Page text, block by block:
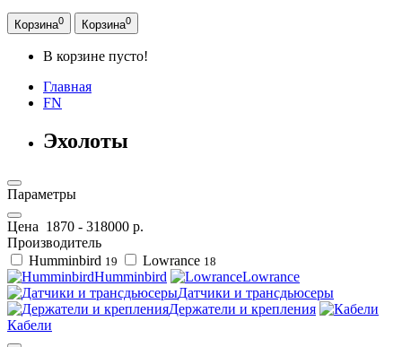
Корзина0 Корзина0
В корзине пусто!
Главная
FN
Эхолоты
Параметры
Цена 1870 - 318000 р.
Производитель
Humminbird 19 Lowrance 18
Humminbird
Lowrance
Датчики и трансдьюсеры
Держатели и крепления
Кабели